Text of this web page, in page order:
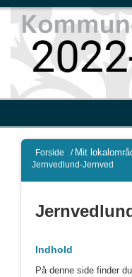
Forside / Mit
Jernvedlund-Jernved
Indhold
På denne side finder